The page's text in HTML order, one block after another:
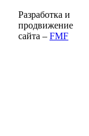
Разработка и
продвижение
сайта – FMF